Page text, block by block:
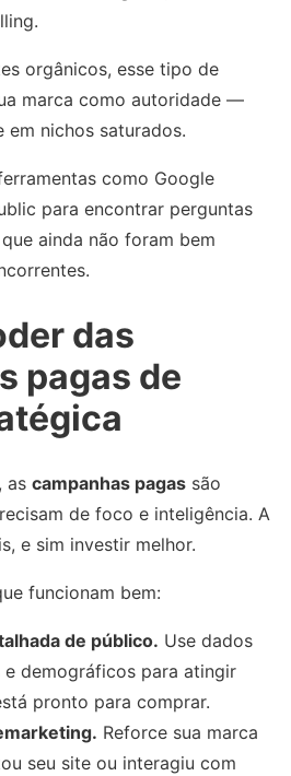
orgânicos, esse tipo de
marca como autoridade —
nichos saturados.
como Google
para encontrar perguntas
ainda não foram bem
das
pagas de
as campanhas pagas são
de foco e inteligência. A
e sim investir melhor.
funcionam bem:
de público. Use dados
demográficos para atingir
pronto para comprar.
Reforce sua marca
seu site ou interagiu com